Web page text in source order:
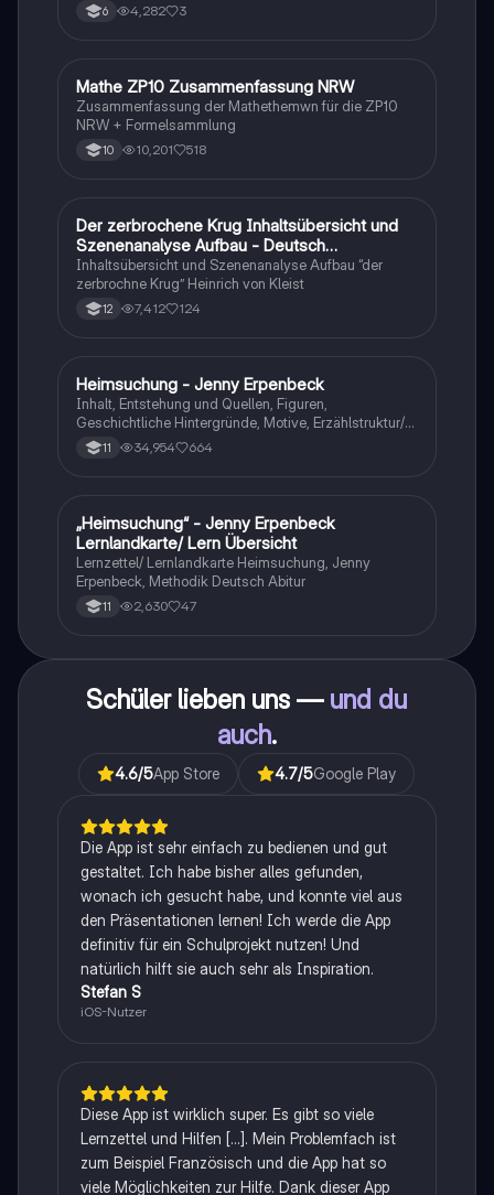
6 4,282 3
Mathe
Mathe ZP10 Zusammenfassung NRW
Zusammenfassung der Mathethemwn für die ZP10
NRW + Formelsammlung
10 10,201 518
Deutsch
Der zerbrochene Krug Inhaltsübersicht und
Szenenanalyse Aufbau - Deutsch
Q1/Q2/Abitur
Inhaltsübersicht und Szenenanalyse Aufbau “der
zerbrochne Krug” Heinrich von Kleist
12 7,412 124
Deutsch
Heimsuchung - Jenny Erpenbeck
Inhalt, Entstehung und Quellen, Figuren,
Geschichtliche Hintergründe, Motive, Erzählstruktur/-
stil 11 34,954 664
Deutsch
„Heimsuchung“ - Jenny Erpenbeck
Lernlandkarte/ Lern Übersicht
Lernzettel/ Lernlandkarte Heimsuchung, Jenny
Erpenbeck, Methodik Deutsch Abitur
11 2,630 47
Schüler lieben uns — und du
auch.
4.6/5App Store 4.7/5Google Play
Die App ist sehr einfach zu bedienen und gut
gestaltet. Ich habe bisher alles gefunden,
wonach ich gesucht habe, und konnte viel aus
den Präsentationen lernen! Ich werde die App
definitiv für ein Schulprojekt nutzen! Und
natürlich hilft sie auch sehr als Inspiration.
Stefan S
iOS-Nutzer
Diese App ist wirklich super. Es gibt so viele
Lernzettel und Hilfen [...]. Mein Problemfach ist
zum Beispiel Französisch und die App hat so
viele Möglichkeiten zur Hilfe. Dank dieser App